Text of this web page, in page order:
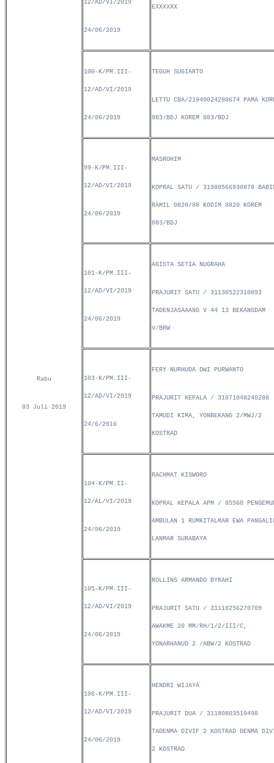
Rabu
03 Juli 2019
12/AD/VI/2019
24/06/2019
EXXXXXX
100-K/PM.III-
12/AD/VI/2019
24/06/2019
TEGUH SUGIARTO
LETTU CBA/21940024280674 PAMA
083/BDJ KOREM 083/BDJ
99-K/PM.III-
12/AD/VI/2019
24/06/2019
MASROHIM
KOPRAL SATU / 31980566930878
RAMIL 0820/08 KODIM 0820 KOREM
083/BDJ
101-K/PM.III-
12/AD/VI/2019
24/06/2019
AGISTA SETIA NUGRAHA
PRAJURIT SATU / 31130522310893
TADENJASAAANG V 44 13 BEKANGDAM
V/BRW
103-K/PM.III-
12/AD/VI/2019
24/6/2016
FERY NURHUDA DWI PURWANTO
PRAJURIT KEPALA / 31071048240288
TAMUDI KIMA, YONBEKANG 2/MWJ/2
KOSTRAD
104-K/PM.II-
12/AL/VI/2019
24/06/2019
RACHMAT KISWORO
KOPRAL KEPALA APM / 85560
AMBULAN 1 RUMKITALMAR EWA
LANMAR SURABAYA
105-K/PM.III-
12/AD/VI/2019
24/06/2019
ROLLINS ARMANDO BYRAHI
PRAJURIT SATU / 31110256270709
AWAKME 20 MM/RH/1/2/III/C,
YONARHANUD 2 /ABW/2 KOSTRAD
106-K/PM.III-
12/AD/VI/2019
24/06/2019
HENDRI WIJAYA
PRAJURIT DUA / 31180803510498
TADENMA DIVIF 2 KOSTRAD DENMA
2 KOSTRAD